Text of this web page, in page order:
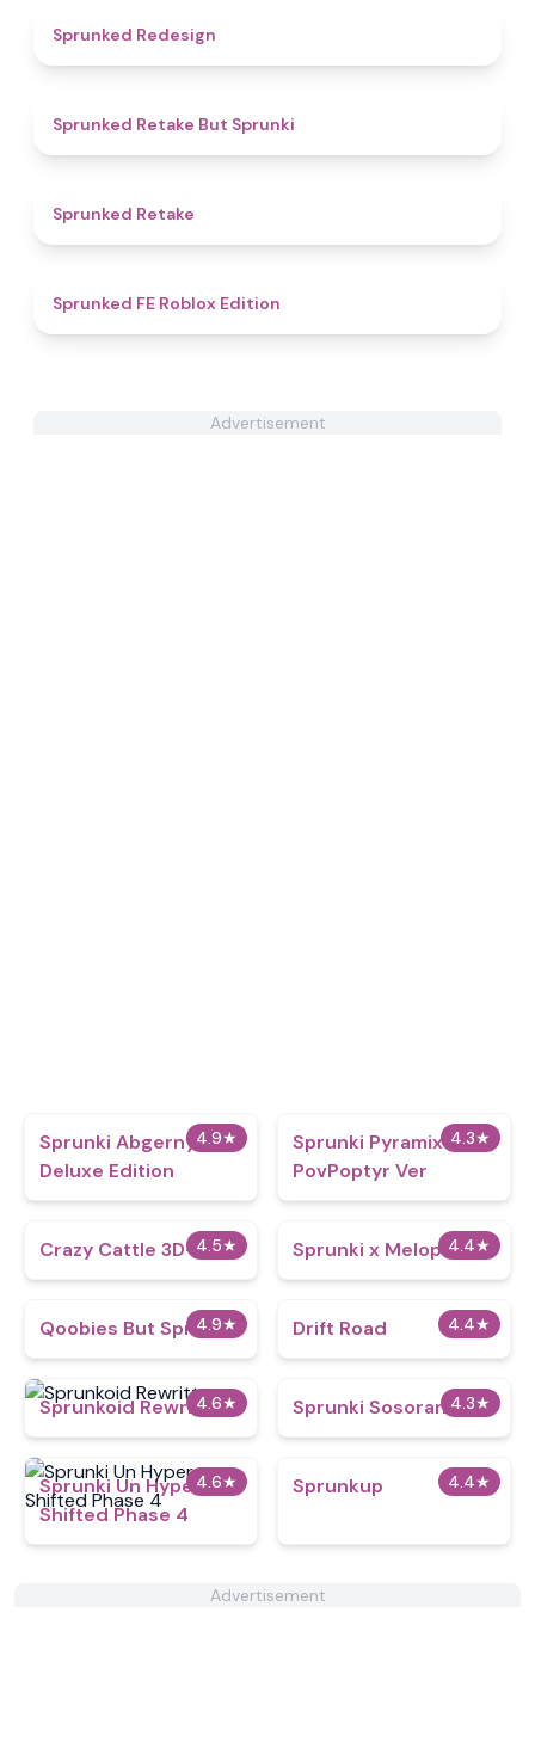
Sprunked Redesign
Sprunked Retake But Sprunki
Sprunked Retake
Sprunked FE Roblox Edition
Advertisement
4.9★
Sprunki Abgerny:
Deluxe Edition
4.3★
Sprunki Pyramix
PovPoptyr Ver
4.5★
Crazy Cattle 3D+ 4.4★
Sprunki x Melophobia
4.9★
Qoobies But Sprunki 4.4★
Drift Road
4.6★
Sprunkoid Rewritten 4.3★
Sprunki Sosoranki
4.6★
Sprunki Un Hyper
Shifted Phase 4
4.4★
Sprunkup
Advertisement